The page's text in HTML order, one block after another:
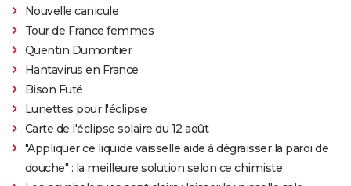
Nouvelle canicule
Tour de France femmes
Quentin Dumontier
Hantavirus en France
Bison Futé
Lunettes pour l'éclipse
Carte de l'éclipse solaire du 12 août
"Appliquer ce liquide vaisselle aide à dégraisser la paroi de
douche" : la meilleure solution selon ce chimiste